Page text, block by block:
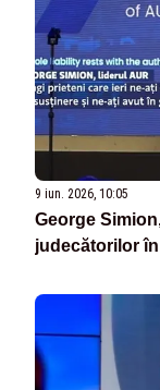
9 iun. 2026, 10:05
George
judecătorilor